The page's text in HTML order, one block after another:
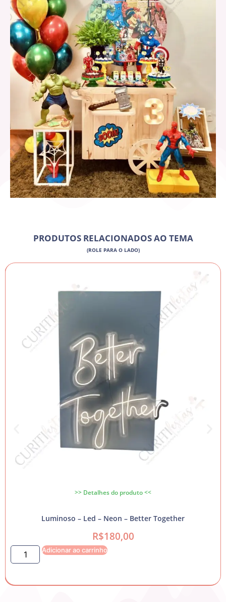
PRODUTOS RELACIONADOS AO TEMA
(ROLE PARA O LADO)
>> Detalhes do produto <<
Luminoso – Led – Neon – Better Together
R$180,00
Adicionar ao carrinho